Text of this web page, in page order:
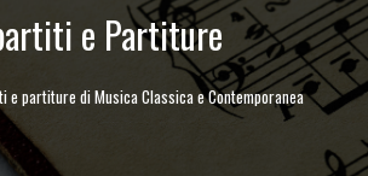
e Partiture
e partiture di Musica Classica e Contemporanea